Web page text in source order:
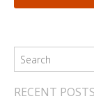
RECENT POSTS